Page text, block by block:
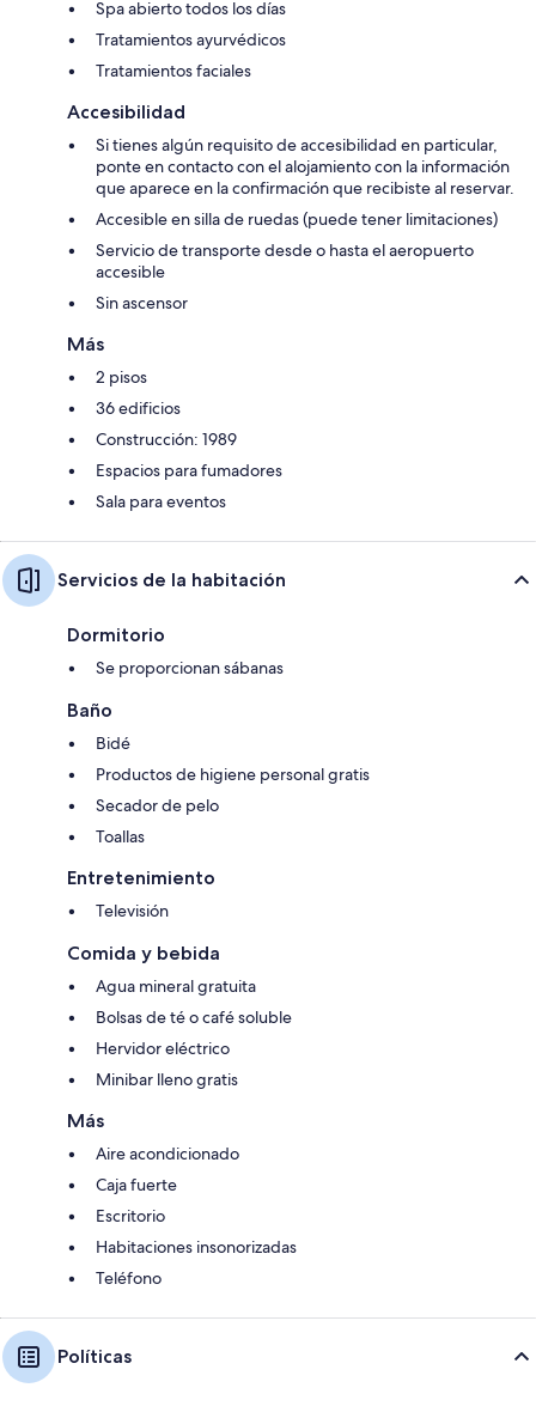
Spa abierto todos los días
Tratamientos ayurvédicos
Tratamientos faciales
Accesibilidad
Si tienes algún requisito de accesibilidad en particular,
ponte en contacto con el alojamiento con la información
que aparece en la confirmación que recibiste al reservar.
Accesible en silla de ruedas (puede tener limitaciones)
Servicio de transporte desde o hasta el aeropuerto
accesible
Sin ascensor
Más
2 pisos
36 edificios
Construcción: 1989
Espacios para fumadores
Sala para eventos
Servicios de la habitación
Dormitorio
Se proporcionan sábanas
Baño
Bidé
Productos de higiene personal gratis
Secador de pelo
Toallas
Entretenimiento
Televisión
Comida y bebida
Agua mineral gratuita
Bolsas de té o café soluble
Hervidor eléctrico
Minibar lleno gratis
Más
Aire acondicionado
Caja fuerte
Escritorio
Habitaciones insonorizadas
Teléfono
Políticas